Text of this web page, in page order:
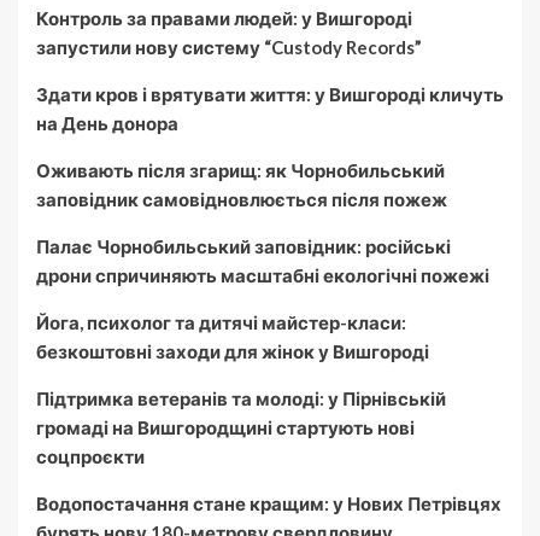
Контроль за правами людей: у Вишгороді
запустили нову систему “Custody Records”
Здати кров і врятувати життя: у Вишгороді кличуть
на День донора
Оживають після згарищ: як Чорнобильський
заповідник самовідновлюється після пожеж
Палає Чорнобильський заповідник: російські
дрони спричиняють масштабні екологічні пожежі
Йога, психолог та дитячі майстер-класи:
безкоштовні заходи для жінок у Вишгороді
Підтримка ветеранів та молоді: у Пірнівській
громаді на Вишгородщині стартують нові
соцпроєкти
Водопостачання стане кращим: у Нових Петрівцях